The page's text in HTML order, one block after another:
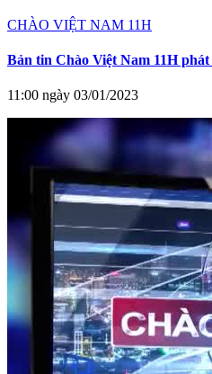
CHÀO VIỆT NAM 11H
Bản tin Chào Việt Nam 11H phát
11:00 ngày 03/01/2023